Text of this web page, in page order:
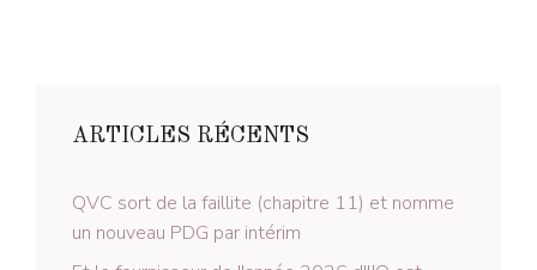
ARTICLES RÉCENTS
QVC sort de la faillite (chapitre 11) et nomme
un nouveau PDG par intérim